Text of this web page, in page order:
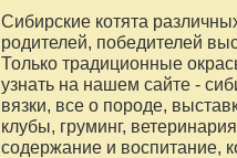
Сибирские котята
родителей, победителей
Только традиционные
узнать на нашем сайте -
вязки, все о породе,
клубы, груминг,
содержание и воспитание,